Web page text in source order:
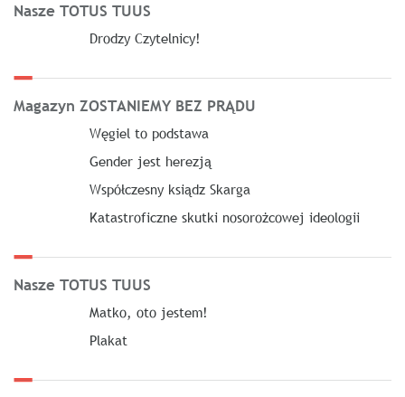
Nasze TOTUS TUUS
Drodzy Czytelnicy!
Magazyn ZOSTANIEMY BEZ PRĄDU
Węgiel to podstawa
Gender jest herezją
Współczesny ksiądz Skarga
Katastroficzne skutki nosorożcowej ideologii
Nasze TOTUS TUUS
Matko, oto jestem!
Plakat